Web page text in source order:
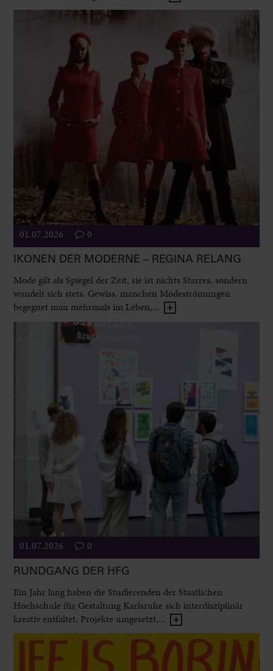
01.07.2026 0
IKONEN DER MODERNE – REGINA RELANG
Mode gilt als Spiegel der Zeit, sie ist nichts Starres, sondern
wandelt sich stets. Gewiss, manchen Modeströmungen
begegnet man mehrmals im Leben,...
01.07.2026 0
RUNDGANG DER HFG
Ein Jahr lang haben die Studierenden der Staatlichen
Hochschule für Gestaltung Karlsruhe sich interdisziplinär
kreativ entfaltet, Projekte umgesetzt,...